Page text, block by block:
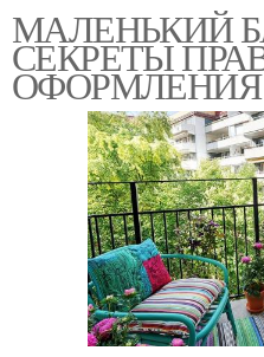
МАЛЕНЬКИЙ
СЕКРЕТЫ
ОФОРМЛЕНИЯ